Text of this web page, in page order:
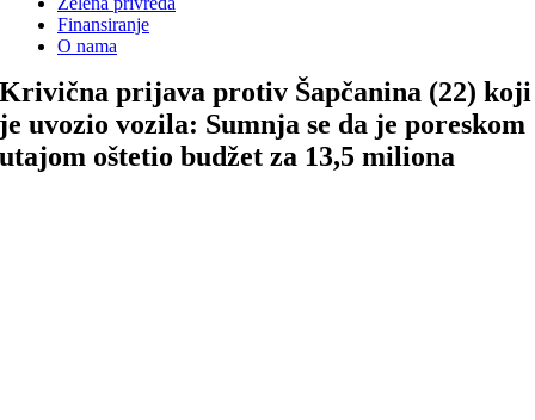
Finansiranje
O nama
Krivična prijava protiv Šapčanina (22) koji
je uvozio vozila: Sumnja se da je poreskom
utajom oštetio budžet za 13,5 miliona